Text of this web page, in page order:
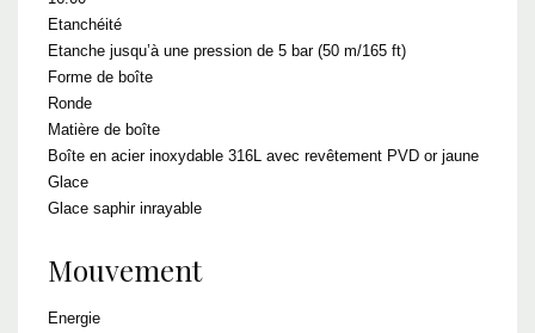
Etanchéité
Etanche jusqu’à une pression de 5 bar (50 m/165 ft)
Forme de boîte
Ronde
Matière de boîte
Boîte en acier inoxydable 316L avec revêtement PVD or jaune
Glace
Glace saphir inrayable
Mouvement
Energie